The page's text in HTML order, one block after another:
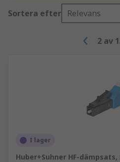
Sortera efter Relevans
2 av
I lager
Huber+Suhner HF-